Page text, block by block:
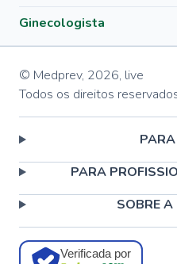
Ginecologista
© Medprev, 2026, live
Todos os direitos
PARA
SOBRE A
Verificada por